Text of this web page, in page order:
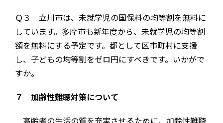
Ｑ３ 立川市は、未就学児の国保料の均等割を無料に
しています。多摩市も新年度から、未就学児の均等割
額を無料にする予定です。都として区市町村に支援
し、子どもの均等割をゼロ円にすべきです。いかがで
すか。
７ 加齢性難聴対策について
高齢者の生活の質を充実させるために、加齢性難聴